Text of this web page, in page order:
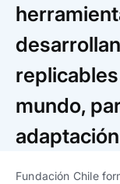
Trabaja
Ver todo
Ver todas
Ver todas
Ver todos
mundo,
Fundación Chile